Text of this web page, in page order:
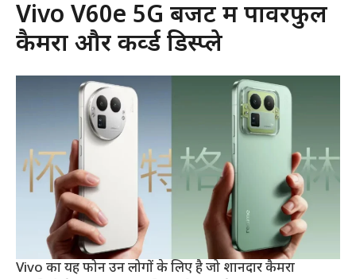
Vivo V60e 5G बजट में पावरफुल
कैमरा और कर्व्ड डिस्प्ले
Vivo का यह फोन उन लोगों के लिए है जो शानदार कैमरा